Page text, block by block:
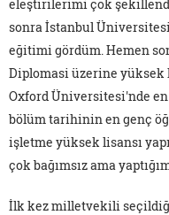
eleştirilerimi çok
sonra İstanbul
eğitimi gördüm. Hemen
Diplomasi üzerine yüksek
Oxford Üniversitesi'nde
bölüm tarihinin en genç
işletme yüksek lisansı
çok bağımsız ama
İlk kez milletvekili